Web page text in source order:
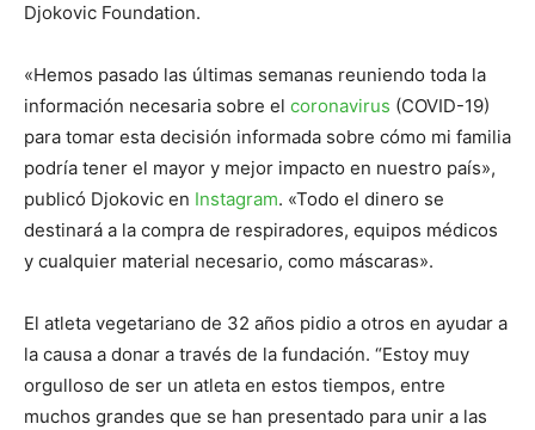
Djokovic Foundation.
«Hemos pasado las últimas semanas reuniendo toda la
información necesaria sobre el coronavirus (COVID-19)
para tomar esta decisión informada sobre cómo mi familia
podría tener el mayor y mejor impacto en nuestro país»,
publicó Djokovic en Instagram. «Todo el dinero se
destinará a la compra de respiradores, equipos médicos
y cualquier material necesario, como máscaras».
El atleta vegetariano de 32 años pidio a otros ​​en ayudar a
la causa a donar a través de la fundación. “Estoy muy
orgulloso de ser un atleta en estos tiempos, entre
muchos grandes que se han presentado para unir a las